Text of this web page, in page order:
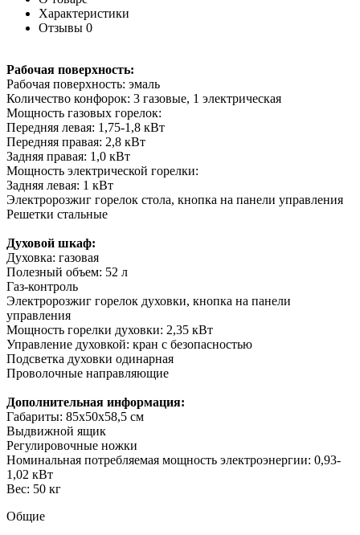
Характеристики
Отзывы 0
Рабочая поверхность:
Рабочая поверхность: эмаль
Количество конфорок: 3 газовые, 1 электрическая
Мощность газовых горелок:
Передняя левая: 1,75-1,8 кВт
Передняя правая: 2,8 кВт
Задняя правая: 1,0 кВт
Мощность электрической горелки:
Задняя левая: 1 кВт
Электророзжиг горелок стола, кнопка на панели управления
Решетки стальные
Духовой шкаф:
Духовка: газовая
Полезный объем: 52 л
Газ-контроль
Электророзжиг горелок духовки, кнопка на панели
управления
Мощность горелки духовки: 2,35 кВт
Управление духовкой: кран с безопасностью
Подсветка духовки одинарная
Проволочные направляющие
Дополнительная информация:
Габариты: 85х50х58,5 см
Выдвижной ящик
Регулировочные ножки
Номинальная потребляемая мощность электроэнергии: 0,93-
1,02 кВт
Вес: 50 кг
Общие